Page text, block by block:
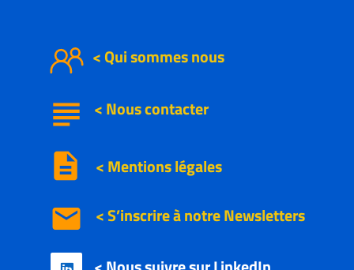
description
subject
email
<Nouscontacter
< Qui sommes nous
< S’inscrire à notreNewsletters
< Mentions légales